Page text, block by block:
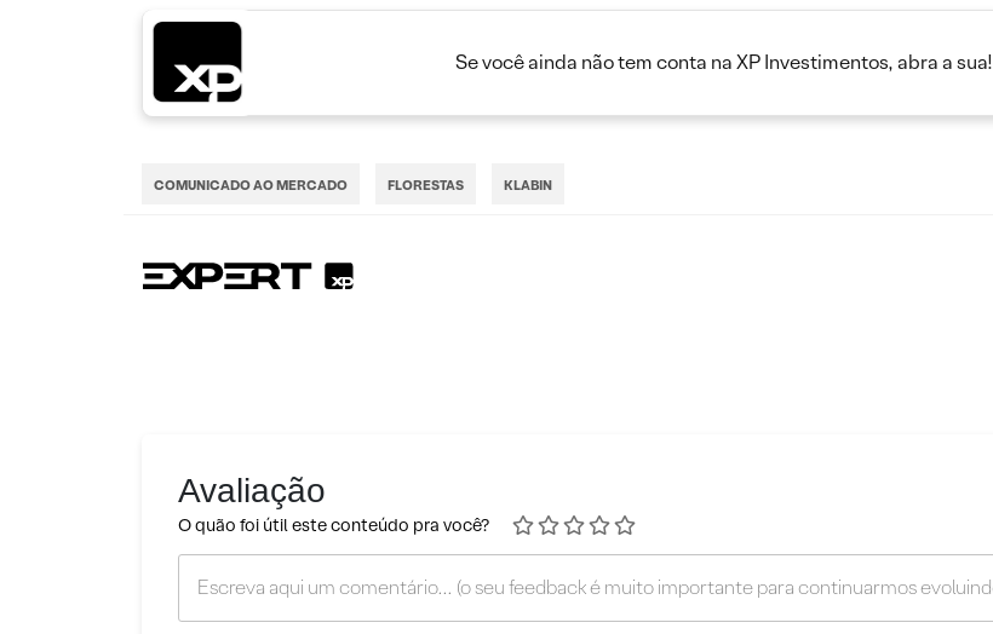
Se você ainda não tem conta na XP Investimentos, abra a sua!
COMUNICADO AO MERCADO FLORESTAS KLABIN
Avaliação
O quão foi útil este conteúdo pra você?